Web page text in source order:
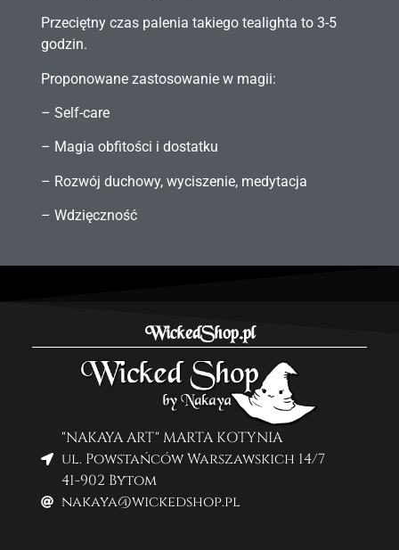
Przeciętny czas palenia takiego tealighta to 3-5
godzin.
Proponowane zastosowanie w magii:
– Self-care
– Magia obfitości i dostatku
– Rozwój duchowy, wyciszenie, medytacja
– Wdzięczność
WickedShop.pl
"NAKAYA ART" MARTA KOTYNIA
ul. Powstańców Warszawskich 14/7
41-902 Bytom
nakaya@wickedshop.pl